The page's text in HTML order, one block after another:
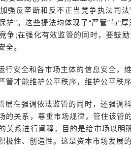
强反垄断和反不正当竞争执法司
护”。这些提法均体现了“严管”与“
争;在强化有效监管的同时，要鼓
全。
行安全和各市场主体的信息安全，
管才能维护公平秩序，维护公平秩
层在强调依法监管的同时，还强调
的关系，尊重市场规律，管住该管
关系进行阐释，目的是给市场以明
极性、创造性。这是资本市场发